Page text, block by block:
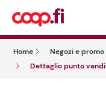
Accedi
Registrati
Home Negozi e promo
Dettaglio punto